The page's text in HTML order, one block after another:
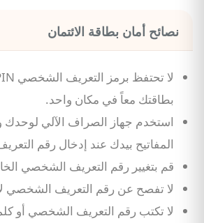
نصائح أمان بطاقة الائتمان
بطاقتك معاً في مكان واحد.
استخدم جهاز الصراف الآلي لوحدك
المفاتيح بيدك عند إدخال رقم
قم بتغيير رقم التعريف الشخصي
لا تفصح عن رقم التعريف
لا تكتب رقم التعريف الشخصي أو